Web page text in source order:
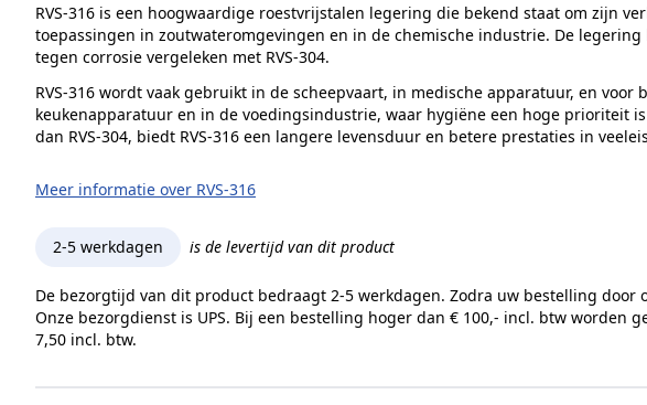
RVS-316 is een hoogwaardige roestvrijstalen legering die bekend staat om zijn
toepassingen in zoutwateromgevingen en in de chemische industrie. De legering
tegen corrosie vergeleken met RVS-304.
RVS-316 wordt vaak gebruikt in de scheepvaart, in medische apparatuur, en
keukenapparatuur en in de voedingsindustrie, waar hygiëne een hoge prioriteit
dan RVS-304, biedt RVS-316 een langere levensduur en betere prestaties in
Meer informatie over RVS-316
2-5 werkdagen is de levertijd van dit product
De bezorgtijd van dit product bedraagt 2-5 werkdagen. Zodra uw bestelling
Onze bezorgdienst is UPS. Bij een bestelling hoger dan € 100,- incl. btw
7,50 incl. btw.